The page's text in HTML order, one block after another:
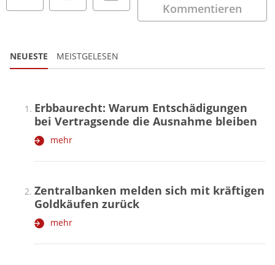
Kommentieren
NEUESTE MEISTGELESEN
Erbbaurecht: Warum Entschädigungen
bei Vertragsende die Ausnahme bleiben
mehr
Zentralbanken melden sich mit kräftigen
Goldkäufen zurück
mehr